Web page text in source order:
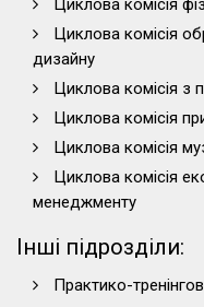
Циклова комісія
Циклова комісія
дизайну
Циклова комісія з
Циклова комісія
Циклова комісія
Циклова комісія
менеджменту
Інші підрозділи:
Практико-